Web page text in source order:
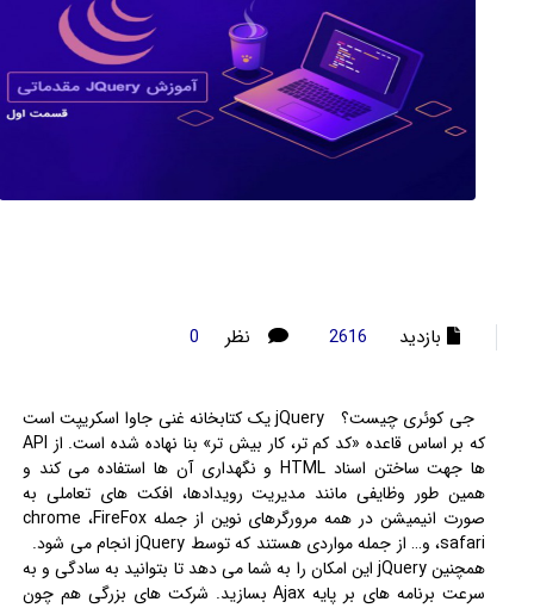
بازدید 2616 نظر 0
جی کوئری چیست؟ jQuery یک کتابخانه غنی جاوا اسکریپت است
که بر اساس قاعده «کد کم تر، کار بیش تر» بنا نهاده شده است. از API
ها جهت ساختن اسناد HTML و نگهداری آن ها استفاده می کند و
همین طور وظایفی مانند مدیریت رویدادها، افکت های تعاملی به
صورت انیمیشن در همه مرورگرهای نوین از جمله chrome ،FireFox
،safari و… از جمله مواردی هستند که توسط jQuery انجام می شود.
همچنین jQuery این امکان را به شما می دهد تا بتوانید به سادگی و به
سرعت برنامه های بر پایه Ajax بسازید. شرکت های بزرگی هم چون